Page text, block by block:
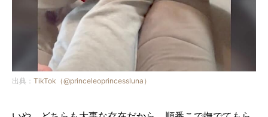
出典： TikTok（@princeleoprincessluna）